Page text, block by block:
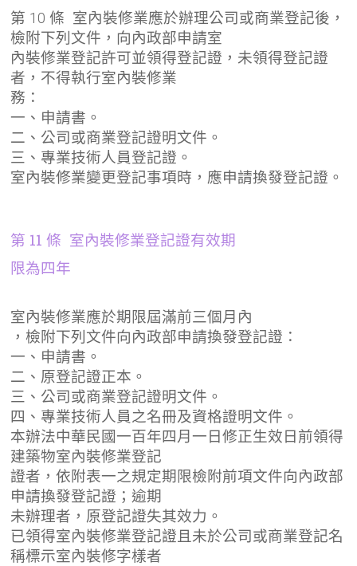
第 10 條 室內裝修業應於辦理公司或商業登記後，
檢附下列文件，向內政部申請室
內裝修業登記許可並領得登記證，未領得登記證
者，不得執行室內裝修業
務：
一、申請書。
二、公司或商業登記證明文件。
三、專業技術人員登記證。
室內裝修業變更登記事項時，應申請換發登記證。
第 11 條 室內裝修業登記證有效期
限為四年
室內裝修業應於期限屆滿前三個月內
，檢附下列文件向內政部申請換發登記證：
一、申請書。
二、原登記證正本。
三、公司或商業登記證明文件。
四、專業技術人員之名冊及資格證明文件。
本辦法中華民國一百年四月一日修正生效日前領得
建築物室內裝修業登記
證者，依附表一之規定期限檢附前項文件向內政部
申請換發登記證；逾期
未辦理者，原登記證失其效力。
已領得室內裝修業登記證且未於公司或商業登記名
稱標示室內裝修字樣者